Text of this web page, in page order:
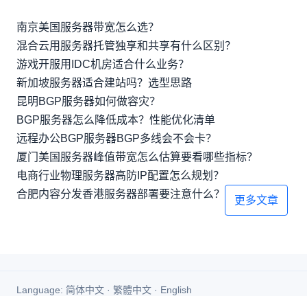
南京美国服务器带宽怎么选？
混合云用服务器托管独享和共享有什么区别？
游戏开服用IDC机房适合什么业务？
新加坡服务器适合建站吗？选型思路
昆明BGP服务器如何做容灾？
BGP服务器怎么降低成本？性能优化清单
远程办公BGP服务器BGP多线会不会卡？
厦门美国服务器峰值带宽怎么估算要看哪些指标？
电商行业物理服务器高防IP配置怎么规划？
合肥内容分发香港服务器部署要注意什么？
更多文章
Language: 简体中文 · 繁體中文 · English